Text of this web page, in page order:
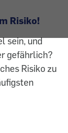
Risiko!
sein, und
gefährlich?
Risiko zu